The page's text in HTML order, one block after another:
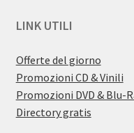
LINK UTILI
Offerte del giorno
Promozioni CD & Vinili
Promozioni DVD & Blu-
Directory gratis